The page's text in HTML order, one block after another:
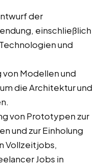
der
einschließlich
und
von Modellen und
die Architektur und
von Prototypen zur
und zur Einholung
Vollzeitjobs,
Jobs in